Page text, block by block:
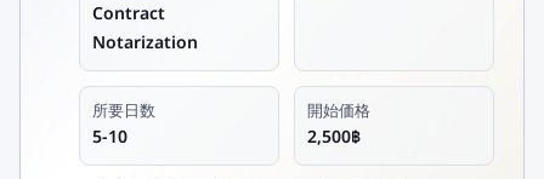
Contract
Notarization
所要日数
5-10
開始価格
2,500฿